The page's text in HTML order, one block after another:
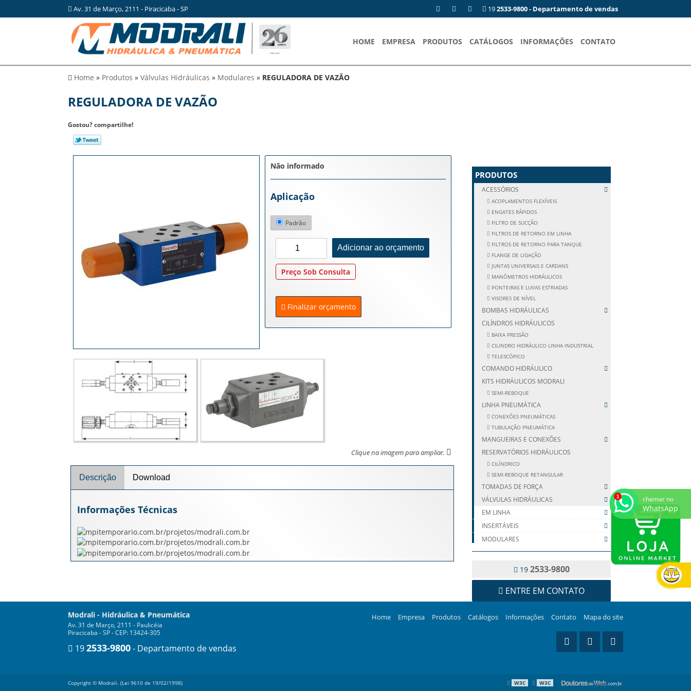
Av. 31 de Março, 2111 - Piracicaba - SP 192533-9800 - Departamento de vendas
HOME EMPRESA PRODUTOS CATÁLOGOS INFORMAÇÕES CONTATO
Home » Produtos » Válvulas Hidráulicas » Modulares » REGULADORA DE VAZÃO
REGULADORA DE VAZÃO
Gostou? compartilhe!
Não informado
Aplicação
Padrão
Preço Sob Consulta
Finalizar orçamento
Clique na imagem para ampliar.
Descrição Download
Informações Técnicas
PRODUTOS
ACESSÓRIOS
ACOPLAMENTOS FLEXÍVEIS
ENGATES RÁPIDOS
FILTRO DE SUCÇÃO
FILTROS DE RETORNO EM LINHA
FILTROS DE RETORNO PARA TANQUE
FLANGE DE LIGAÇÃO
JUNTAS UNIVERSAIS E CARDANS
MANÔMETROS HIDRÁULICOS
PONTEIRAS E LUVAS ESTRIADAS
VISORES DE NÍVEL
BOMBAS HIDRÁULICAS
CILÍNDROS HIDRÁULICOS
BAIXA PRESSÃO
CILINDRO HIDRÁULICO LINHA INDUSTRIAL
TELESCÓPICO
COMANDO HIDRÁULICO
KITS HIDRÁULICOS MODRALI
SEMI-REBOQUE
LINHA PNEUMÁTICA
CONEXÕES PNEUMÁTICAS
TUBULAÇÃO PNEUMÁTICA
MANGUEIRAS E CONEXÕES
RESERVATÓRIOS HIDRÁULICOS
CILÍNDRICO
SEMI-REBOQUE RETANGULAR
TOMADAS DE FORÇA
VÁLVULAS HIDRÁULICAS
EM LINHA
INSERTÁVEIS
MODULARES
ELETROVÁLVULA DIRECIONAL
REGULADORA DE VAZÃO
19 2533-9800
ENTRE EM CONTATO
Modrali - Hidráulica & Pneumática
Av. 31 de Março, 2111 - Paulicéia
Piracicaba - SP - CEP: 13424-305
192533-9800- Departamento de vendas
Home Empresa Produtos Catálogos Informações Contato Mapa do site
Copyright © Modrali. (Lei 9610 de 19/02/1998) W3C W3C
chamar no
WhatsApp